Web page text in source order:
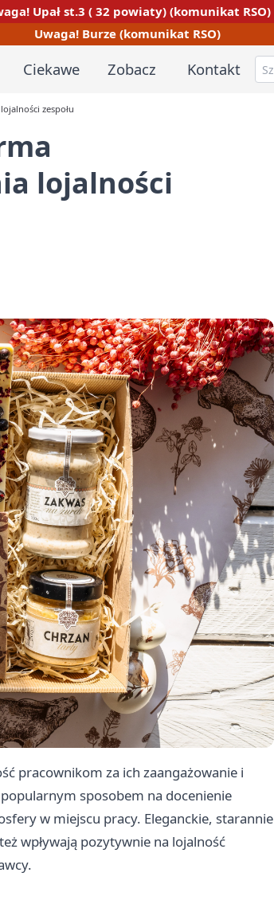
Upał st.3 ( 32 powiaty) (komunikat RSO)
Uwaga! Burze (komunikat RSO)
Ciekawe Zobacz Kontakt
zespołu
lojalności
pracownikom za ich zaangażowanie i
popularnym sposobem na docenienie
w miejscu pracy. Eleganckie, starannie
wpływają pozytywnie na lojalność